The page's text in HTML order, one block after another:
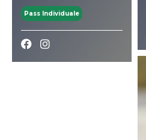
Pass Individuale